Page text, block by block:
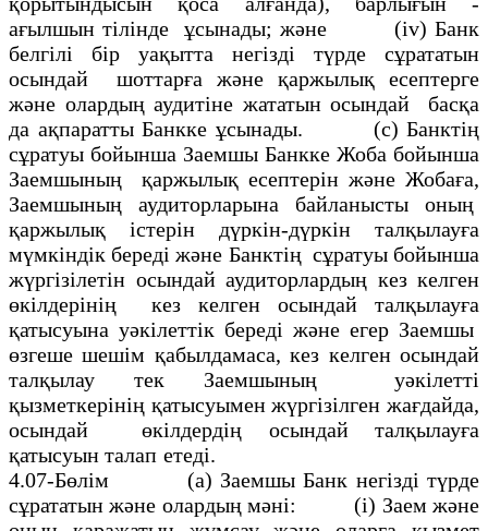
ағылшын тiлiнде ұсынады; және (iv) Банк
белгiлi бiр уақытта негiздi түрде сұрататын
осындай шоттарға және қаржылық есептерге
және олардың аудитіне жататын осындай басқа
да ақпаратты Банкке ұсынады. (с) Банктiң
сұратуы бойынша Заемшы Банкке Жоба бойынша
Заемшының қаржылық есептерiн және Жобаға,
Заемшының аудиторларына байланысты оның
қаржылық істерiн дүркiн-дүркiн талқылауға
мүмкiндiк бередi және Банктің сұратуы бойынша
жүргiзiлетін осындай аудиторлардың кез келген
өкiлдерiнiң кез келген осындай талқылауға
қатысуына уәкілеттiк бередi және егер Заемшы
өзгеше шешiм қабылдамаса, кез келген осындай
талқылау тек Заемшының уәкiлетті
қызметкерiнiң қатысуымен жүргiзiлген жағдайда,
осындай өкiлдердiң осындай талқылауға
қатысуын талап етедi.
4.07-Бөлiм
(а) Заемшы Банк негiздi түрде
сұрататын және олардың мәнi: (і) Заем және